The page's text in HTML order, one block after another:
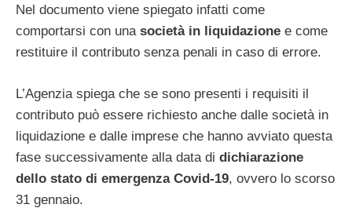
Nel documento viene spiegato infatti come
comportarsi con unasocietà in liquidazione e come
restituire il contributo senza penali in caso di errore.
L’Agenzia spiega che se sono presenti i requisiti il
contributo può essere richiesto anche dalle società in
liquidazione e dalle imprese che hanno avviato questa
fase successivamente alla data di dichiarazione
dello stato di emergenza Covid-19, ovvero lo scorso
31 gennaio.